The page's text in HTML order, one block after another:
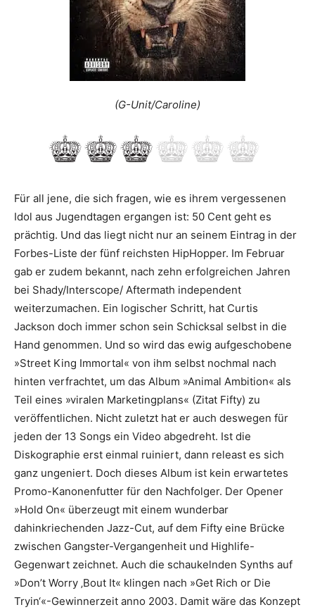
(G-Unit/Caroline)
Für all jene, die sich fragen, wie es ihrem vergessenen
Idol aus Jugendtagen ergangen ist: 50 Cent geht es
prächtig. Und das liegt nicht nur an seinem Eintrag in der
Forbes-Liste der fünf reichsten HipHopper. Im Februar
gab er zudem bekannt, nach zehn erfolgreichen Jahren
bei Shady/Interscope/ Aftermath independent
weiterzumachen. Ein logischer Schritt, hat Curtis
Jackson doch immer schon sein Schicksal selbst in die
Hand genommen. Und so wird das ewig aufgeschobene
»Street King Immortal« von ihm selbst nochmal nach
hinten verfrachtet, um das Album »Animal Ambition« als
Teil eines »viralen Marketingplans« (Zitat Fifty) zu
veröffentlichen. Nicht zuletzt hat er auch deswegen für
jeden der 13 Songs ein Video abgedreht. Ist die
Diskographie erst einmal ruiniert, dann releast es sich
ganz ungeniert. Doch dieses Album ist kein erwartetes
Promo-Kanonenfutter für den Nachfolger. Der Opener
»Hold On« überzeugt mit einem wunderbar
dahinkriechenden Jazz-Cut, auf dem Fifty eine Brücke
zwischen Gangster-Vergangenheit und Highlife-
Gegenwart zeichnet. Auch die schaukelnden Synths auf
»Don’t Worry ‚Bout It« klingen nach »Get Rich or Die
Tryin‘«-Gewinnerzeit anno 2003. Damit wäre das Konzept